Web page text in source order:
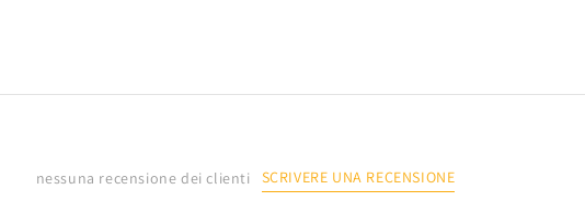
nessuna recensione dei clienti SCRIVERE UNA RECENSIONE